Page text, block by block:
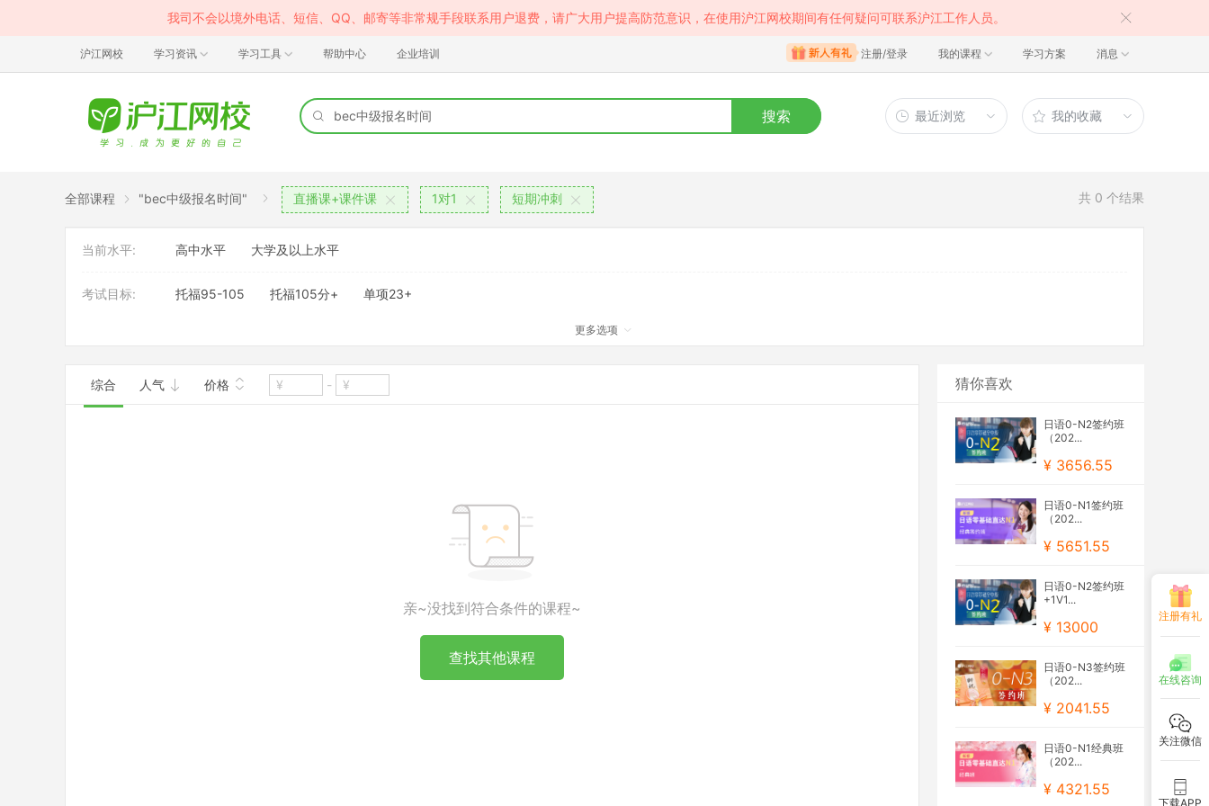
我司不会以境外电话、短信、QQ、邮寄等非常规手段联系用户退费，请广大用户提高防范意识，在使用沪江网校期间有任何疑问可联系沪江工作人员。
沪江网校 学习资讯 学习工具 帮助中心 企业培训 注册/登录 我的课程 学习方案 消息
搜索 最近浏览 我的收藏
全部课程 "bec中级报名时间" 直播课+课件课 1对1 短期冲刺 共 0 个结果
当前水平: 高中水平 大学及以上水平
考试目标: 托福95-105 托福105分+ 单项23+
更多选项
综合 人气 价格 -
亲~没找到符合条件的课程~
查找其他课程
猜你喜欢
日语0-N2签约班
（202...
¥ 3656.55
日语0-N1签约班
（202...
¥ 5651.55
日语0-N2签约班
+1V1...
¥ 13000
日语0-N3签约班
（202...
¥ 2041.55
日语0-N1经典班
（202...
¥ 4321.55
注册有礼
在线咨询
关注微信
下载APP